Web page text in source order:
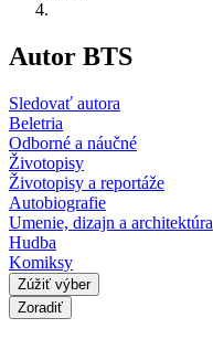
Autor BTS
Sledovať autora
Beletria
Odborné a náučné
Životopisy
Životopisy a reportáže
Autobiografie
Umenie, dizajn a architektúra
Hudba
Komiksy
Zúžiť výber
Zoradiť